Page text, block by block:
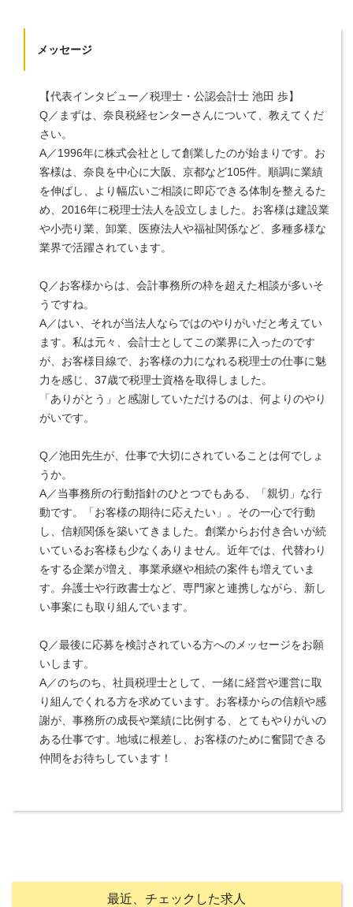
メッセージ
【代表インタビュー／税理士・公認会計士 池田 歩】
Q／まずは、奈良税経センターさんについて、教えてくだ
さい。
A／1996年に株式会社として創業したのが始まりです。お
客様は、奈良を中心に大阪、京都など105件。順調に業績
を伸ばし、より幅広いご相談に即応できる体制を整えるた
め、2016年に税理士法人を設立しました。お客様は建設業
や小売り業、卸業、医療法人や福祉関係など、多種多様な
業界で活躍されています。
Q／お客様からは、会計事務所の枠を超えた相談が多いそ
うですね。
A／はい、それが当法人ならではのやりがいだと考えてい
ます。私は元々、会計士としてこの業界に入ったのです
が、お客様目線で、お客様の力になれる税理士の仕事に魅
力を感じ、37歳で税理士資格を取得しました。
「ありがとう」と感謝していただけるのは、何よりのやり
がいです。
Q／池田先生が、仕事で大切にされていることは何でしょ
うか。
A／当事務所の行動指針のひとつでもある、「親切」な行
動です。「お客様の期待に応えたい」。その一心で行動
し、信頼関係を築いてきました。創業からお付き合いが続
いているお客様も少なくありません。近年では、代替わり
をする企業が増え、事業承継や相続の案件も増えていま
す。弁護士や行政書士など、専門家と連携しながら、新し
い事案にも取り組んでいます。
Q／最後に応募を検討されている方へのメッセージをお願
いします。
A／のちのち、社員税理士として、一緒に経営や運営に取
り組んでくれる方を求めています。お客様からの信頼や感
謝が、事務所の成長や業績に比例する、とてもやりがいの
ある仕事です。地域に根差し、お客様のために奮闘できる
仲間をお待ちしています！
最近、チェックした求人